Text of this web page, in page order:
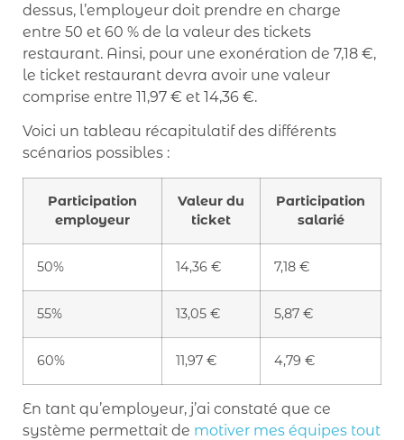
dessus, l’employeur doit prendre en charge
entre 50 et 60 % de la valeur des tickets
restaurant. Ainsi, pour une exonération de 7,18 €,
le ticket restaurant devra avoir une valeur
comprise entre 11,97 € et 14,36 €.
Voici un tableau récapitulatif des différents
scénarios possibles :
Participation
employeur
Valeur du
ticket
Participation
salarié
50% 14,36 € 7,18 €
55% 13,05 € 5,87 €
60% 11,97 € 4,79 €
En tant qu’employeur, j’ai constaté que ce
système permettait de motiver mes équipes tout